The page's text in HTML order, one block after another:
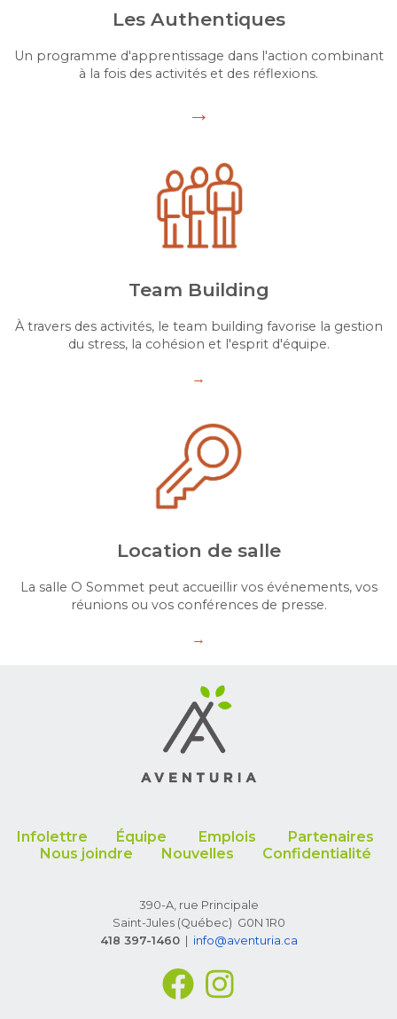
Les Authentiques
Un programme d'apprentissage dans l'action combinant
à la fois des activités et des réflexions.
→
Team Building
À travers des activités, le team building favorise la gestion
du stress, la cohésion et l'esprit d'équipe.
→
Location de salle
La salle O Sommet peut accueillir vos événements, vos
réunions ou vos conférences de presse.
→
Infolettre Équipe Emplois
Partenaires
Nous joindre
Nouvelles Confidentialité
390-A, rue Principale
Saint-Jules (Québec) G0N 1R0
418 397-1460| info@aventuria.ca